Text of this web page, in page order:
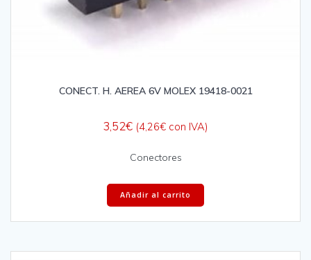
CONECT. H. AEREA 6V MOLEX 19418-0021
3,52€ (4,26€ con IVA)
Conectores
Añadir al carrito